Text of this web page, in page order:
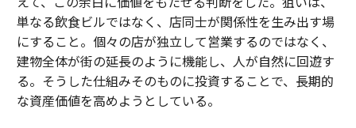
単なる飲食ビルではなく、店同士が関係性を生み出す場
にすること。個々の店が独立して営業するのではなく、
建物全体が街の延長のように機能し、人が自然に回遊す
る。そうした仕組みそのものに投資することで、長期的
な資産価値を高めようとしている。